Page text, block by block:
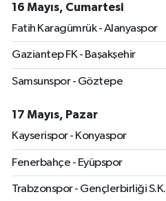
16 Mayıs, Cumartesi
Fatih Karagümrük - Alanyaspor
Gaziantep FK - Başakşehir
Samsunspor - Göztepe
17 Mayıs, Pazar
Kayserispor - Konyaspor
Fenerbahçe - Eyüpspor
Trabzonspor - Gençlerbirliği S.K.